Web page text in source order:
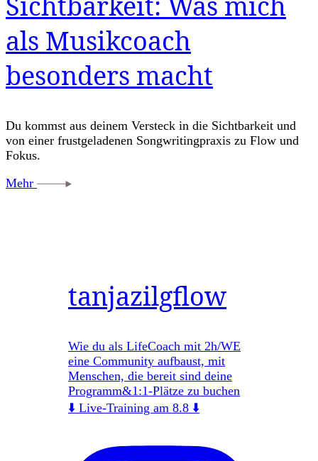
als Musikcoach
besonders macht
Du kommst aus deinem Versteck in die Sichtbarkeit und
von einer frustgeladenen Songwritingpraxis zu Flow und
Fokus.
Mehr
tanjazilgflow
Wie du als LifeCoach mit 2h/WE
eine Community aufbaust, mit
Menschen, die bereit sind deine
Programm&1:1-Plätze zu buchen
⬇️ Live-Training am 8.8 ⬇️